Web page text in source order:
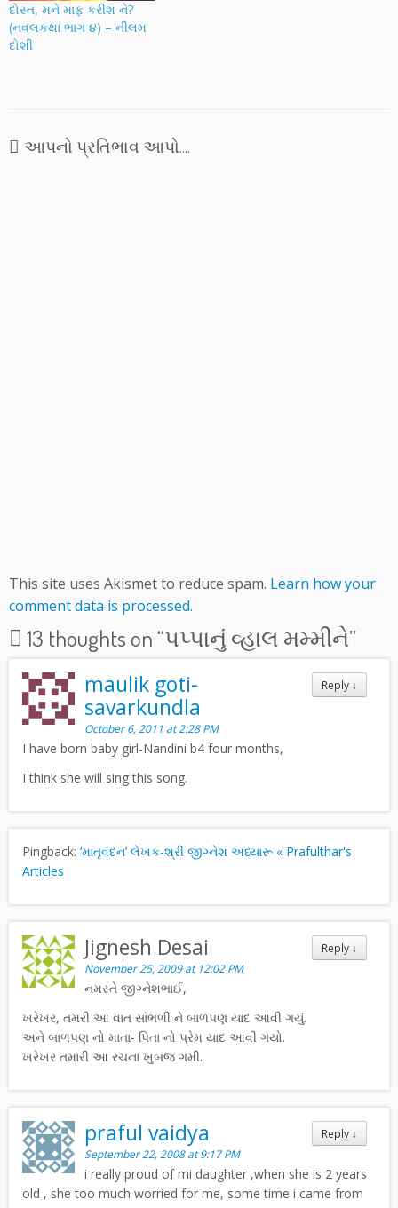
દોસ્ત, મને માફ કરીશ ને?
(નવલકથા ભાગ ૪) – નીલમ
દોશી
આપનો પ્રતિભાવ આપો....
This site uses Akismet to reduce spam. Learn how your
comment data is processed.
13 thoughts on “પપ્પાનું વ્હાલ મમ્મીને”
Reply ↓
maulik goti-
savarkundla
October 6, 2011 at 2:28 PM
I have born baby girl-Nandini b4 four months,
I think she will sing this song.
Pingback: ‘માતૃવંદન’ લેખક-શ્રી જીગ્નેશ અધ્યારૂ « Prafulthar's
Articles
Reply ↓
Jignesh Desai
November 25, 2009 at 12:02 PM
નમસ્તે જીગ્નેશભાઈ,
ખરેખર, તમરી આ વાત સાંભળી ને બાળપણ યાદ આવી ગયું.
અને બાળપણ નો માતા- પિતા નો પ્રેમ યાદ આવી ગયો.
ખરેખર તમારી આ રચના ખુબજ ગમી.
Reply ↓
praful vaidya
September 22, 2008 at 9:17 PM
i really proud of mi daughter ,when she is 2 years
old , she too much worried for me, some time i came from